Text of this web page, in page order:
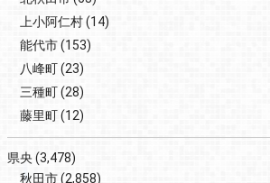
上小阿仁村(14)
能代市(153)
八峰町(23)
三種町(28)
藤里町(12)
県央 (3,478)
秋田市(2,858)